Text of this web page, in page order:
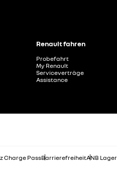
Renault fahren
Probefahrt
My Renault
Serviceverträge
Assistance
Charge PassBarrierefreiheitANB